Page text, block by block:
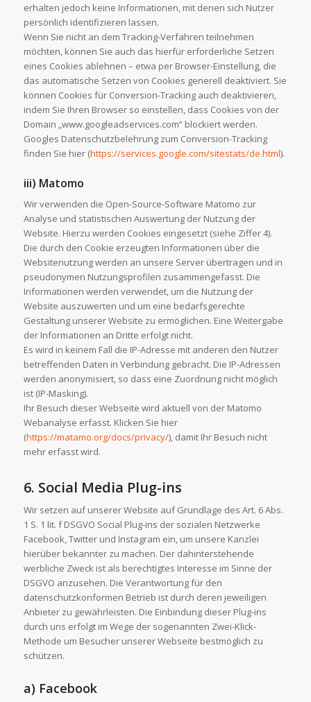
erhalten jedoch keine Informationen, mit denen sich Nutzer
persönlich identifizieren lassen.
Wenn Sie nicht an dem Tracking-Verfahren teilnehmen
möchten, können Sie auch das hierfür erforderliche Setzen
eines Cookies ablehnen – etwa per Browser-Einstellung, die
das automatische Setzen von Cookies generell deaktiviert. Sie
können Cookies für Conversion-Tracking auch deaktivieren,
indem Sie Ihren Browser so einstellen, dass Cookies von der
Domain „www.googleadservices.com“ blockiert werden.
Googles Datenschutzbelehrung zum Conversion-Tracking
finden Sie hier (https://services.google.com/sitestats/de.html).
iii) Matomo
Wir verwenden die Open-Source-Software Matomo zur
Analyse und statistischen Auswertung der Nutzung der
Website. Hierzu werden Cookies eingesetzt (siehe Ziffer 4).
Die durch den Cookie erzeugten Informationen über die
Websitenutzung werden an unsere Server übertragen und in
pseudonymen Nutzungsprofilen zusammengefasst. Die
Informationen werden verwendet, um die Nutzung der
Website auszuwerten und um eine bedarfsgerechte
Gestaltung unserer Website zu ermöglichen. Eine Weitergabe
der Informationen an Dritte erfolgt nicht.
Es wird in keinem Fall die IP-Adresse mit anderen den Nutzer
betreffenden Daten in Verbindung gebracht. Die IP-Adressen
werden anonymisiert, so dass eine Zuordnung nicht möglich
ist (IP-Masking).
Ihr Besuch dieser Webseite wird aktuell von der Matomo
Webanalyse erfasst. Klicken Sie hier
(https://matamo.org/docs/privacy/), damit Ihr Besuch nicht
mehr erfasst wird.
6. Social Media Plug-ins
Wir setzen auf unserer Website auf Grundlage des Art. 6 Abs.
1 S. 1 lit. f DSGVO Social Plug-ins der sozialen Netzwerke
Facebook, Twitter und Instagram ein, um unsere Kanzlei
hierüber bekannter zu machen. Der dahinterstehende
werbliche Zweck ist als berechtigtes Interesse im Sinne der
DSGVO anzusehen. Die Verantwortung für den
datenschutzkonformen Betrieb ist durch deren jeweiligen
Anbieter zu gewährleisten. Die Einbindung dieser Plug-ins
durch uns erfolgt im Wege der sogenannten Zwei-Klick-
Methode um Besucher unserer Webseite bestmöglich zu
schützen.
a) Facebook